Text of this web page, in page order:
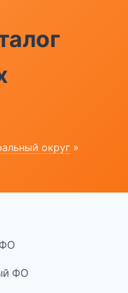
округ »
ФО